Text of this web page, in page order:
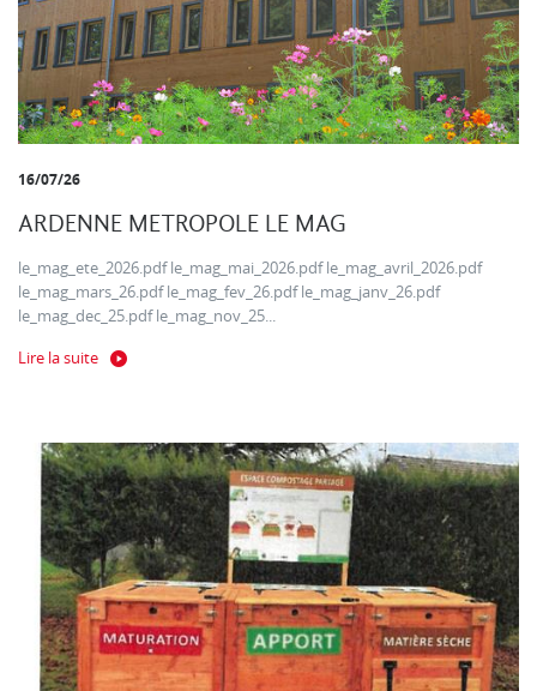
16/07/26
ARDENNE METROPOLE LE MAG
le_mag_ete_2026.pdf le_mag_mai_2026.pdf le_mag_avril_2026.pdf
le_mag_mars_26.pdf le_mag_fev_26.pdf le_mag_janv_26.pdf
le_mag_dec_25.pdf le_mag_nov_25...
Lire la suite